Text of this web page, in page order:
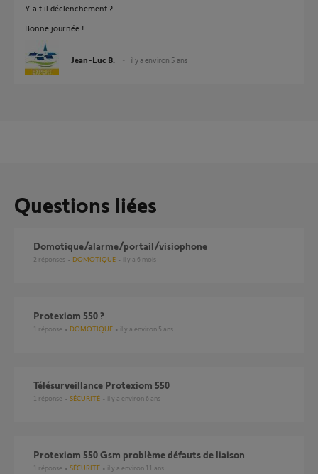
Y a t'il déclenchement ?
Bonne journée !
Jean-Luc B. il y a environ 5 ans
Questions liées
domotique/alarme/portail/visiophone
2 réponses DOMOTIQUE il y a 6 mois
protexiom 550 ?
1 réponse DOMOTIQUE il y a environ 5 ans
Télésurveillance Protexiom 550
1 réponse SÉCURITÉ il y a environ 6 ans
protexiom 550 Gsm problème défauts de liaison
1 réponse SÉCURITÉ il y a environ 11 ans